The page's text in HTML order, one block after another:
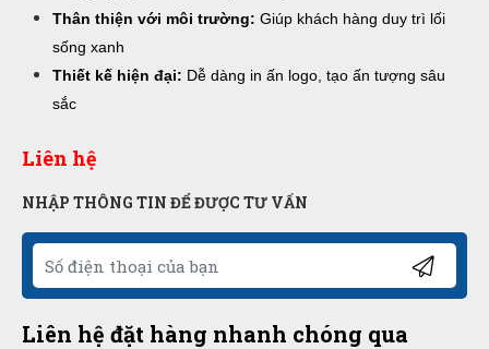
Thân thiện với môi trường: Giúp khách hàng duy trì lối
sống xanh
Thiết kế hiện đại: Dễ dàng in ấn logo, tạo ấn tượng sâu
sắc
Liên hệ
NHẬP THÔNG TIN ĐỂ ĐƯỢC TƯ VẤN
Liên hệ đặt hàng nhanh chóng qua